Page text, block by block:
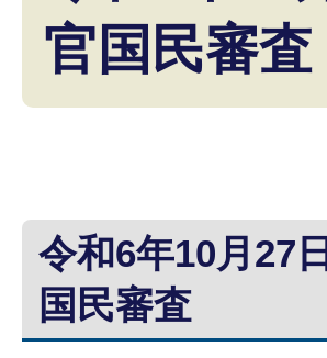
官国民審
令和6年10月27
国民審査